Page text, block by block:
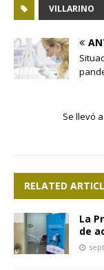
VILLARINO
Se llevó
RELATED
La
de